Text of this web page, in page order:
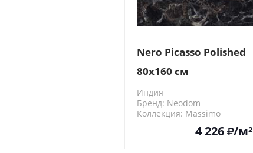
Nero Picasso Polished
80x160 см
Индия
Бренд: Neodom
Коллекция: Massimo
4 226 /м²